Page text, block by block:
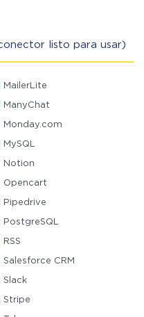
listo para usar)
MailerLite
ManyChat
Monday.com
MySQL
Notion
Opencart
Pipedrive
PostgreSQL
RSS
Salesforce CRM
Slack
Stripe